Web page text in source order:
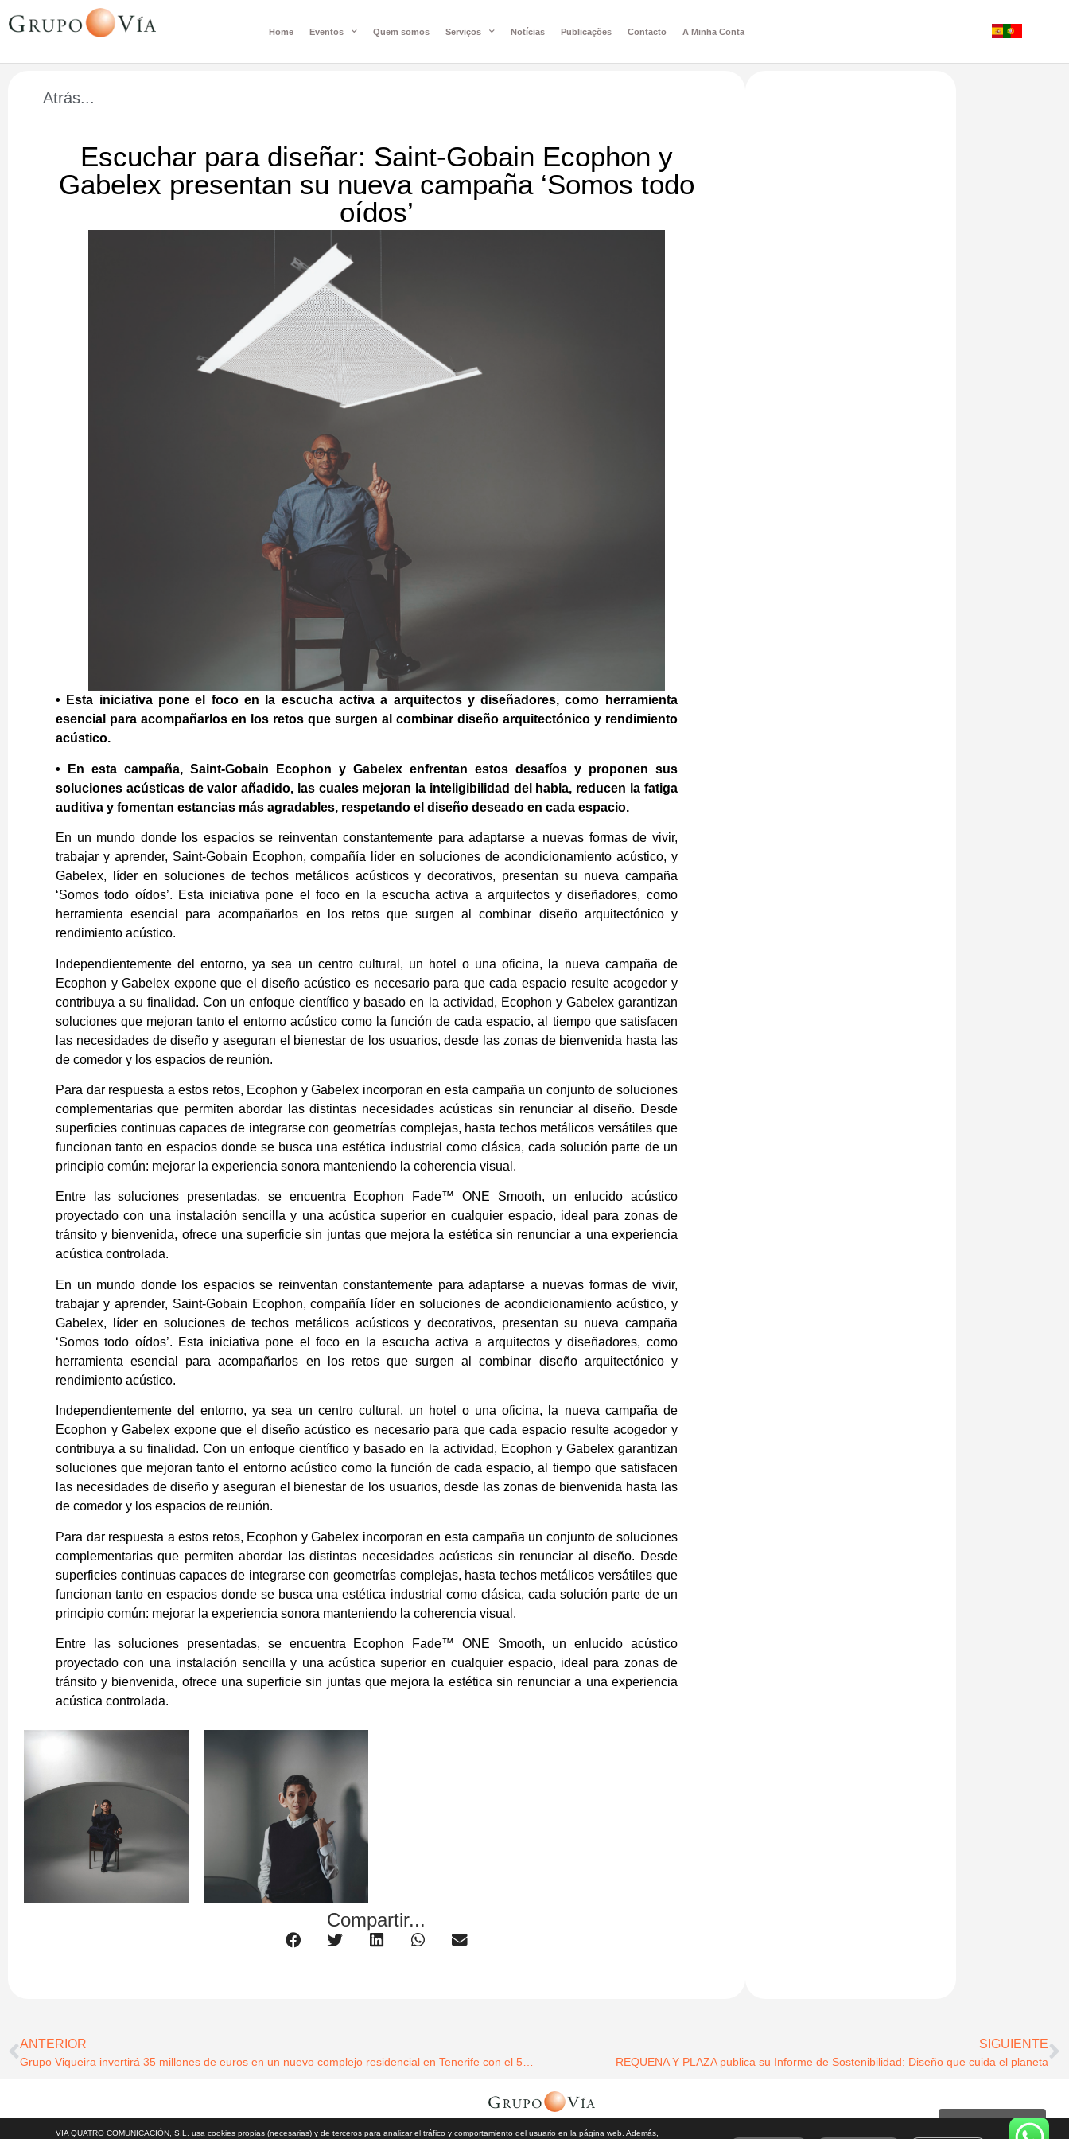
Home Eventos Quem somos Serviços Notícias Publicações Contacto A Minha Conta
Atrás...
Escuchar para diseñar: Saint-Gobain Ecophon y
Gabelex presentan su nueva campaña ‘Somos todo
oídos’
• Esta iniciativa pone el foco en la escucha activa a arquitectos y diseñadores, como herramienta
esencial para acompañarlos en los retos que surgen al combinar diseño arquitectónico y rendimiento
acústico.
• En esta campaña, Saint-Gobain Ecophon y Gabelex enfrentan estos desafíos y proponen sus
soluciones acústicas de valor añadido, las cuales mejoran la inteligibilidad del habla, reducen la fatiga
auditiva y fomentan estancias más agradables, respetando el diseño deseado en cada espacio.
En un mundo donde los espacios se reinventan constantemente para adaptarse a nuevas formas de vivir,
trabajar y aprender, Saint-Gobain Ecophon, compañía líder en soluciones de acondicionamiento acústico, y
Gabelex, líder en soluciones de techos metálicos acústicos y decorativos, presentan su nueva campaña
‘Somos todo oídos’. Esta iniciativa pone el foco en la escucha activa a arquitectos y diseñadores, como
herramienta esencial para acompañarlos en los retos que surgen al combinar diseño arquitectónico y
rendimiento acústico.
Independientemente del entorno, ya sea un centro cultural, un hotel o una oficina, la nueva campaña de
Ecophon y Gabelex expone que el diseño acústico es necesario para que cada espacio resulte acogedor y
contribuya a su finalidad. Con un enfoque científico y basado en la actividad, Ecophon y Gabelex garantizan
soluciones que mejoran tanto el entorno acústico como la función de cada espacio, al tiempo que satisfacen
las necesidades de diseño y aseguran el bienestar de los usuarios, desde las zonas de bienvenida hasta las
de comedor y los espacios de reunión.
Para dar respuesta a estos retos, Ecophon y Gabelex incorporan en esta campaña un conjunto de soluciones
complementarias que permiten abordar las distintas necesidades acústicas sin renunciar al diseño. Desde
superficies continuas capaces de integrarse con geometrías complejas, hasta techos metálicos versátiles que
funcionan tanto en espacios donde se busca una estética industrial como clásica, cada solución parte de un
principio común: mejorar la experiencia sonora manteniendo la coherencia visual.
Entre las soluciones presentadas, se encuentra Ecophon Fade™ ONE Smooth, un enlucido acústico
proyectado con una instalación sencilla y una acústica superior en cualquier espacio, ideal para zonas de
tránsito y bienvenida, ofrece una superficie sin juntas que mejora la estética sin renunciar a una experiencia
acústica controlada.
En un mundo donde los espacios se reinventan constantemente para adaptarse a nuevas formas de vivir,
trabajar y aprender, Saint-Gobain Ecophon, compañía líder en soluciones de acondicionamiento acústico, y
Gabelex, líder en soluciones de techos metálicos acústicos y decorativos, presentan su nueva campaña
‘Somos todo oídos’. Esta iniciativa pone el foco en la escucha activa a arquitectos y diseñadores, como
herramienta esencial para acompañarlos en los retos que surgen al combinar diseño arquitectónico y
rendimiento acústico.
Independientemente del entorno, ya sea un centro cultural, un hotel o una oficina, la nueva campaña de
Ecophon y Gabelex expone que el diseño acústico es necesario para que cada espacio resulte acogedor y
contribuya a su finalidad. Con un enfoque científico y basado en la actividad, Ecophon y Gabelex garantizan
soluciones que mejoran tanto el entorno acústico como la función de cada espacio, al tiempo que satisfacen
las necesidades de diseño y aseguran el bienestar de los usuarios, desde las zonas de bienvenida hasta las
de comedor y los espacios de reunión.
Para dar respuesta a estos retos, Ecophon y Gabelex incorporan en esta campaña un conjunto de soluciones
complementarias que permiten abordar las distintas necesidades acústicas sin renunciar al diseño. Desde
superficies continuas capaces de integrarse con geometrías complejas, hasta techos metálicos versátiles que
funcionan tanto en espacios donde se busca una estética industrial como clásica, cada solución parte de un
principio común: mejorar la experiencia sonora manteniendo la coherencia visual.
Entre las soluciones presentadas, se encuentra Ecophon Fade™ ONE Smooth, un enlucido acústico
proyectado con una instalación sencilla y una acústica superior en cualquier espacio, ideal para zonas de
tránsito y bienvenida, ofrece una superficie sin juntas que mejora la estética sin renunciar a una experiencia
acústica controlada.
Compartir...
ANTERIOR SIGUIENTE
REQUENA Y PLAZA publica su Informe de Sostenibilidad: Diseño que cuida el planeta
Subscreva a
VIA QUATRO COMUNICACIÓN, S.L. usa cookies propias (necesarias) y de terceros para analizar el tráfico y comportamiento del usuario en la página web. Además,